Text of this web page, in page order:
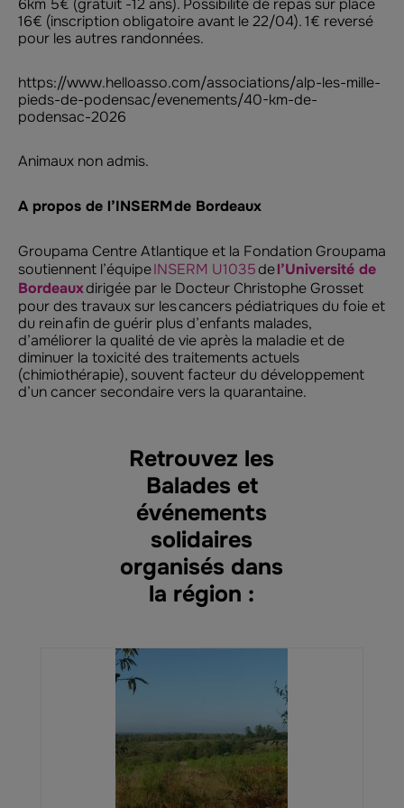
6km 5€ (gratuit -12 ans). Possibilité de repas sur place
16€ (inscription obligatoire avant le 22/04). 1€ reversé
pour les autres randonnées.
https://www.helloasso.com/associations/alp-les-mille-
pieds-de-podensac/evenements/40-km-de-
podensac-2026
Animaux non admis.
A propos de l’INSERM de Bordeaux
Groupama Centre Atlantique et la Fondation Groupama
soutiennent l’équipeINSERM U1035del’Université de
Bordeauxdirigée par le Docteur Christophe Grosset
pour des travaux sur les cancers pédiatriques du foie et
du rein afin de guérir plus d’enfants malades,
d’améliorer la qualité de vie après la maladie et de
diminuer la toxicité des traitements actuels
(chimiothérapie), souvent facteur du développement
d’un cancer secondaire vers la quarantaine.
Retrouvez les
Balades et
événements
solidaires
organisés dans
la région :